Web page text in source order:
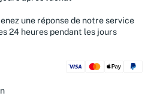
après l'achat
une réponse de notre service
24 heures pendant les jours